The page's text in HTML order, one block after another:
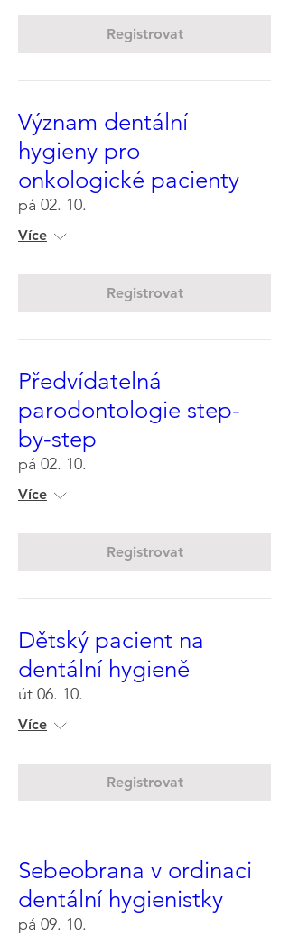
Registrovat
Význam dentální
hygieny pro
onkologické pacienty
pá 02. 10.
Více
Registrovat
Předvídatelná
parodontologie step-
by-step
pá 02. 10.
Více
Registrovat
Dětský pacient na
dentální hygieně
út 06. 10.
Více
Registrovat
Sebeobrana v ordinaci
dentální hygienistky
pá 09. 10.